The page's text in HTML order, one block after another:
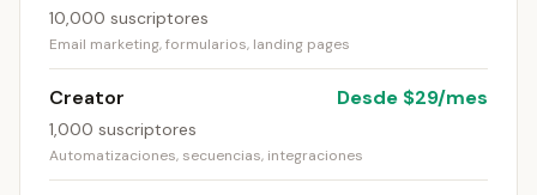
10,000 suscriptores
Email marketing, formularios, landing pages
Creator Desde $29/mes
1,000 suscriptores
Automatizaciones, secuencias, integraciones